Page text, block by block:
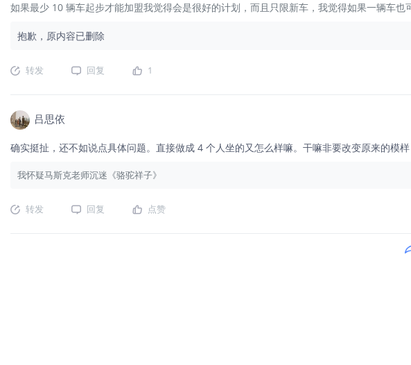
如果最少 10 辆车起步才能加盟我觉得会是很好的计划，而且只限新车，我觉得如果一辆车
抱歉，原内容已删除
转发 回复 1
吕思依
确实挺扯，还不如说点具体问题。直接做成 4 个人坐的又怎么样嘛。干嘛非要改变原来的模
我怀疑马斯克老师沉迷《骆驼祥子》
转发 回复 点赞